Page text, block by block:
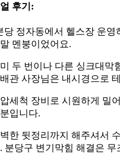
후기:
당 정자동에서 헬스장 운
멘붕이었어요.
두 번이나 다른 싱크대막
관 사장님은 내시경으로
세척 장비로 시원하게 밀
입니다.
한 뒷정리까지 해주셔서
분당구 변기막힘 해결은 무